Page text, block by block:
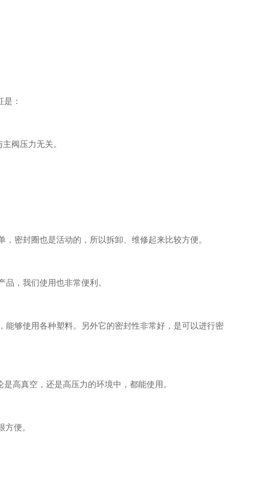
：
阀压力无关。
密封圈也是活动的，所以拆卸、维修起来比较方便。
，我们使用也非常便利。
够使用各种塑料。另外它的密封性非常好，是可以进行密
真空，还是高压力的环境中，都能使用。
便。